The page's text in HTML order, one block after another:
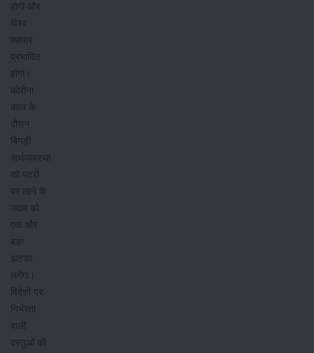
होगी और
विश्व
व्यापार
प्रभावित
होगा।
कोरोना
काल के
दौरान
बिगड़ी
अर्थव्यवस्था
को पटरी
पर लाने के
उद्यम को
एक और
बड़ा
झटका
लगेगा।
विदेशों पर
निर्भरता
वाली
वस्तुओं की